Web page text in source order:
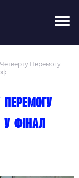
Перемогу
перемогу
фінал